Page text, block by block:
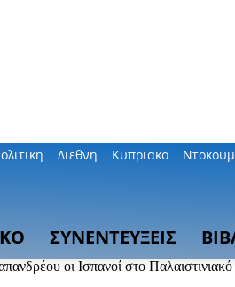
Διεθνη Κυπριακο
ΣΥΝΕΝΤΕΥΞΕΙΣ
οι Ισπανοί στο Παλαιστινιακό